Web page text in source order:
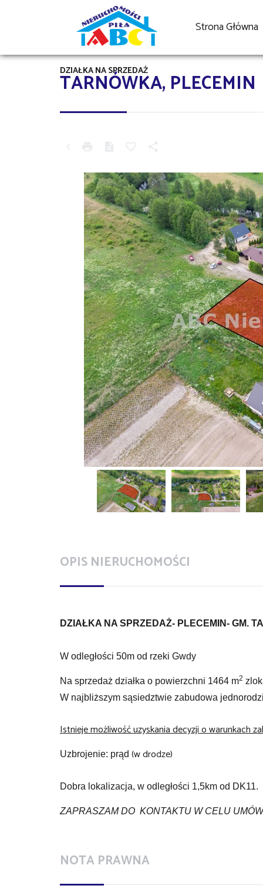
Strona Główna
TARNÓWKA, PLECEMIN
DZIAŁKA NA SPRZEDAŻ
OPIS NIERUCHOMOŚCI
DZIAŁKA NA SPRZEDAŻ- PLECEMIN- GM.
W odległości 50m od rzeki Gwdy
Na sprzedaż działka o powierzchni 1464 m2
W najbliższym sąsiedztwie zabudowa
Istnieje możliwość uzyskania decyzji o warunkach
Uzbrojenie: prąd (w drodze)
Dobra lokalizacja, w odległości 1,5km od DK11.
ZAPRASZAM DO KONTAKTU W CELU
NOTA PRAWNA